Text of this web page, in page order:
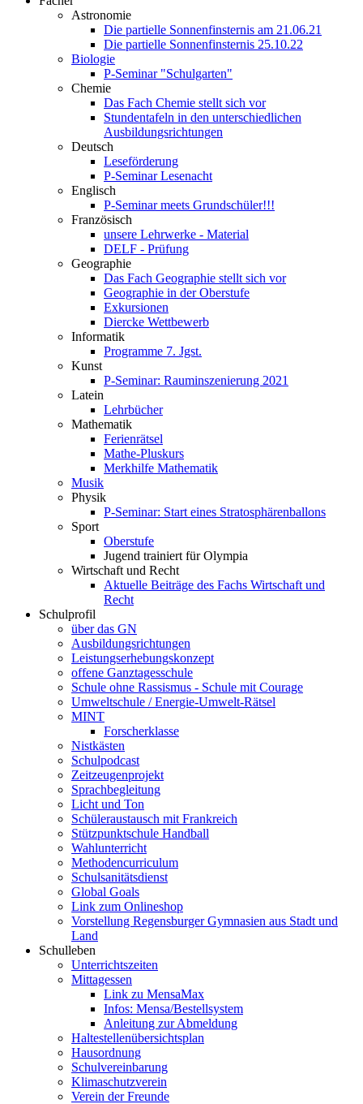
Astronomie
Die partielle Sonnenfinsternis am 21.06.21
Die partielle Sonnenfinsternis 25.10.22
Biologie
P-Seminar "Schulgarten"
Chemie
Das Fach Chemie stellt sich vor
Stundentafeln in den unterschiedlichen
Ausbildungsrichtungen
Deutsch
Leseförderung
P-Seminar Lesenacht
Englisch
P-Seminar meets Grundschüler!!!
Französisch
unsere Lehrwerke - Material
DELF - Prüfung
Geographie
Das Fach Geographie stellt sich vor
Geographie in der Oberstufe
Exkursionen
Diercke Wettbewerb
Informatik
Programme 7. Jgst.
Kunst
P-Seminar: Rauminszenierung 2021
Latein
Lehrbücher
Mathematik
Ferienrätsel
Mathe-Pluskurs
Merkhilfe Mathematik
Musik
Physik
P-Seminar: Start eines Stratosphärenballons
Sport
Oberstufe
Jugend trainiert für Olympia
Wirtschaft und Recht
Aktuelle Beiträge des Fachs Wirtschaft und
Recht
Schulprofil
über das GN
Ausbildungsrichtungen
Leistungserhebungskonzept
offene Ganztagesschule
Schule ohne Rassismus - Schule mit Courage
Umweltschule / Energie-Umwelt-Rätsel
MINT
Forscherklasse
Nistkästen
Schulpodcast
Zeitzeugenprojekt
Sprachbegleitung
Licht und Ton
Schüleraustausch mit Frankreich
Stützpunktschule Handball
Wahlunterricht
Methodencurriculum
Schulsanitätsdienst
Global Goals
Link zum Onlineshop
Vorstellung Regensburger Gymnasien aus Stadt und
Land
Schulleben
Unterrichtszeiten
Mittagessen
Link zu MensaMax
Infos: Mensa/Bestellsystem
Anleitung zur Abmeldung
Haltestellenübersichtsplan
Hausordnung
Schulvereinbarung
Klimaschutzverein
Verein der Freunde